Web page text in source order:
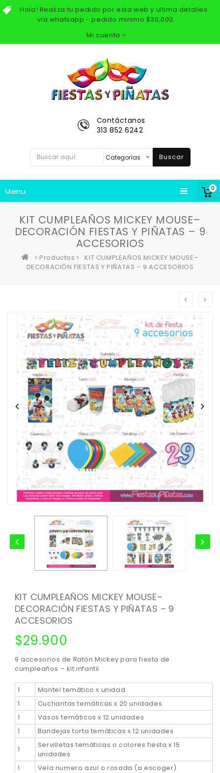
Hola! Realiza tu pedido por esta web y ultima detalles
via whatsapp - pedido minimo $30,000.
Mi cuenta
0
Contáctanos
313 852 6242
Buscar
Menu
KIT CUMPLEAÑOS MICKEY MOUSE–
DECORACIÓN FIESTAS Y PIÑATAS – 9
ACCESORIOS
Productos
KIT CUMPLEAÑOS MICKEY MOUSE–
DECORACIÓN FIESTAS Y PIÑATAS – 9 ACCESORIOS
KIT CUMPLEAÑOS MICKEY MOUSE–
DECORACIÓN FIESTAS Y PIÑATAS – 9
ACCESORIOS
$29.900
9 accesorios de Ratón Mickey para fiesta de
cumpleaños – kit infantil
1
Mantel temático x unidad
1
Cucharitas temáticas x 20 unidades
1
Vasos temáticos x 12 unidades
1
Bandejas torta temáticas x 12 unidades
1
Servilletas temáticas o colores fiesta x 15
unidades
1
Vela numero azul o rosada (a escoger)